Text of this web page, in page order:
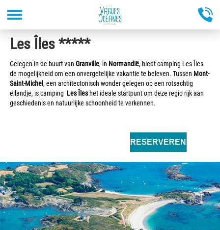
inhoud
gaan
Les Îles *****
Gelegen in de buurt van Granville, in Normandië, biedt camping Les Îles
de mogelijkheid om een ​​onvergetelijke vakantie te beleven. Tussen Mont-
Saint-Michel , een architectonisch wonder gelegen op een rotsachtig
eilandje, is camping Les Îleshet ideale startpunt om deze regio rijk aan
geschiedenis en natuurlijke schoonheid te verkennen.
RESERVEREN